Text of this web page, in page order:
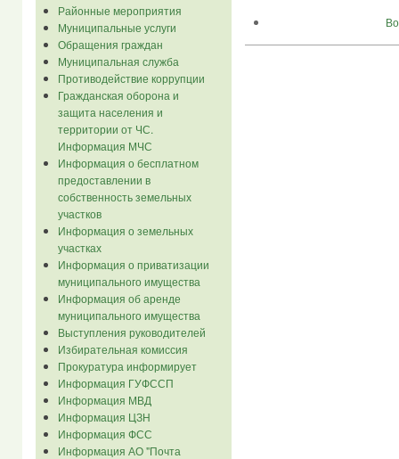
Районные мероприятия
Муниципальные услуги
Обращения граждан
Муниципальная служба
Противодействие коррупции
Гражданская оборона и
защита населения и
территории от ЧС.
Информация МЧС
Информация о бесплатном
предоставлении в
собственность земельных
участков
Информация о земельных
участках
Информация о приватизации
муниципального имущества
Информация об аренде
муниципального имущества
Выступления руководителей
Избирательная комиссия
Прокуратура информирует
Информация ГУФССП
Информация МВД
Информация ЦЗН
Информация ФСС
Информация АО "Почта